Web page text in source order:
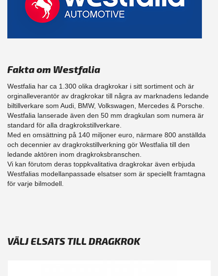
Fakta om Westfalia
Westfalia har ca 1.300 olika dragkrokar i sitt sortiment och är
orginalleverantör av dragkrokar till några av marknadens ledande
biltillverkare som Audi, BMW, Volkswagen, Mercedes & Porsche.
Westfalia lanserade även den 50 mm dragkulan som numera är
standard för alla dragkrokstillverkare.
Med en omsättning på 140 miljoner euro, närmare 800 anställda
och decennier av dragkrokstillverkning gör Westfalia till den
ledande aktören inom dragkroksbranschen.
Vi kan förutom deras toppkvalitativa dragkrokar även erbjuda
Westfalias modellanpassade elsatser som är speciellt framtagna
för varje bilmodell.
VÄLJ ELSATS TILL DRAGKROK